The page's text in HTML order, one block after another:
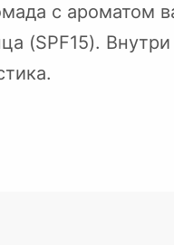
с ароматом
(SPF15).